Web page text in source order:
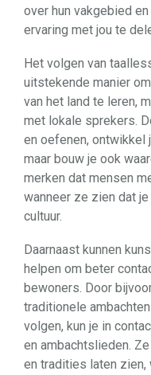
over hun vakgebied
ervaring met jou te
Het volgen van
uitstekende manier
van het land te leren,
met lokale sprekers.
en oefenen, ontwikkel
maar bouw je ook
merken dat mensen
wanneer ze zien dat
cultuur.
Daarnaast kunnen
helpen om beter
bewoners. Door
traditionele
volgen, kun je in
en ambachtslieden.
en tradities laten zien,